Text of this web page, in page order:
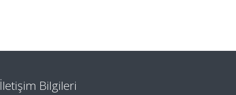
İletişim Bilgileri